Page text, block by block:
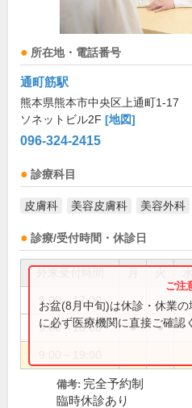
所在地・電話番号
通町筋駅
熊本県熊本市中央区上通町1-17
ソネットビル2F [地図]
096-324-2415
診療科目
皮膚科 美容皮膚科 美容外科
診療/受付時間・休診日
9:00～17:00
9:00～18:00 ● ●
お盆(8月中旬)は休診・休業
に必ず医療機関に直接ご確認
備考: 完全予約制
臨時休診あり